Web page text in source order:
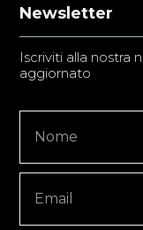
Newsletter
Iscriviti alla nostra
aggiornato
Signup
Copy